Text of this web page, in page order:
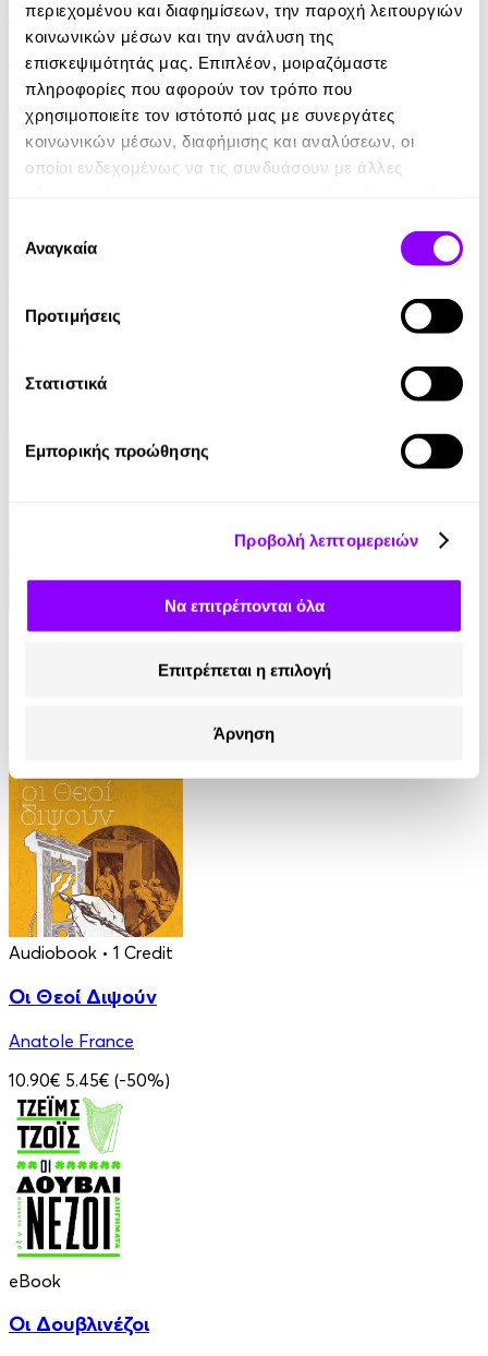
περιεχομένου και διαφημίσεων, την παροχή λειτουργιών
κοινωνικών μέσων και την ανάλυση της
επισκεψιμότητάς μας. Επιπλέον, μοιραζόμαστε
πληροφορίες που αφορούν τον τρόπο που
χρησιμοποιείτε τον ιστότοπό μας με συνεργάτες
κοινωνικών μέσων, διαφήμισης και αναλύσεων, οι
οποίοι ενδεχομένως να τις συνδυάσουν με άλλες
των υπηρεσιών τους.
συγκατάθεσης
Αναγκαία
Προτιμήσεις
Στατιστικά
Εμπορικής προώθησης
Προβολή λεπτομερειών
Να επιτρέπονται όλα
Επιτρέπεται η επιλογή
Άρνηση
Ελέφαντας
Ρέιμοντ Κάρβερ
7.99€
Yael Van Der Wouden
Audiobook
Ο Τελευταίος των Μοϊκανών
Audiobook • 1 Credit
Οι Θεοί Διψούν
Anatole France
10.90€ 5.45€ (-50%)
eBook
Οι Δουβλινέζοι